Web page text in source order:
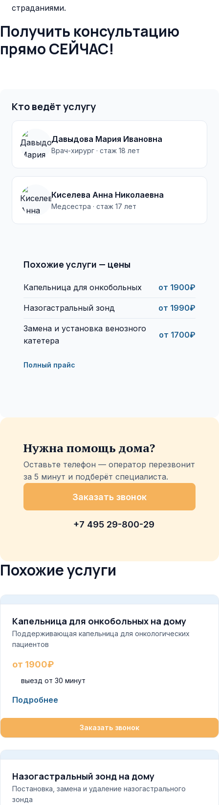
страданиями.
Получить консультацию
прямоСЕЙЧАС!
Кто ведёт услугу
Давыдова Мария Ивановна
Врач-хирург · стаж 18 лет
Киселева Анна Николаевна
Медсестра · стаж 17 лет
Похожие услуги — цены
Капельница для онкобольных от 1900₽
Назогастральный зонд от 1990₽
Замена и установка венозного
катетера
от 1700₽
Полный прайс
Нужна помощь дома?
Оставьте телефон — оператор перезвонит
за 5 минут и подберёт специалиста.
Заказать звонок
+7 495 29-800-29
Похожие услуги
Капельница для онкобольных на дому
Поддерживающая капельница для онкологических
пациентов
от 1900₽
выезд от 30 минут
Подробнее
Заказать звонок
Назогастральный зонд на дому
Постановка, замена и удаление назогастрального
зонда